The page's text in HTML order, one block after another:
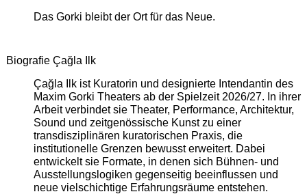
Das Gorki bleibt der Ort für das Neue.
Biografie Çağla Ilk
Çağla Ilk ist Kuratorin und designierte Intendantin des
Maxim Gorki Theaters ab der Spielzeit 2026/27. In ihrer
Arbeit verbindet sie Theater, Performance, Architektur,
Sound und zeitgenössische Kunst zu einer
transdisziplinären kuratorischen Praxis, die
institutionelle Grenzen bewusst erweitert. Dabei
entwickelt sie Formate, in denen sich Bühnen- und
Ausstellungslogiken gegenseitig beeinflussen und
neue vielschichtige Erfahrungsräume entstehen.